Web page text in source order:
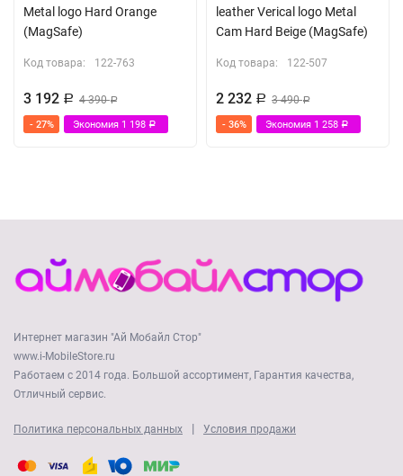
Metal logo Hard Orange
(MagSafe)
Код товара: 122-763
3 192 Р 4 390Р
- 27% Экономия 1 198 Р
leather Verical logo Metal
Cam Hard Beige (MagSafe)
Код товара: 122-507
2 232 Р 3 490Р
- 36% Экономия 1 258 Р
Интернет магазин "Ай Мобайл Стор"
www.i-MobileStore.ru
Работаем с 2014 года. Большой ассортимент, Гарантия качества,
Отличный сервис.
Политика персональных данных | Условия продажи